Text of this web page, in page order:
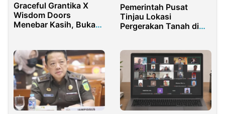
Graceful Grantika X
Wisdom Doors
Menebar Kasih, Bukan
Pemerintah Pusat
Tinjau Lokasi
Pergerakan Tanah di